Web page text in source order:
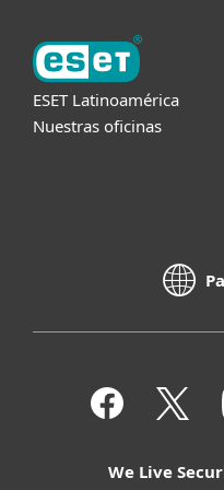
ESET Latinoamérica
Nuestras oficinas
We Live